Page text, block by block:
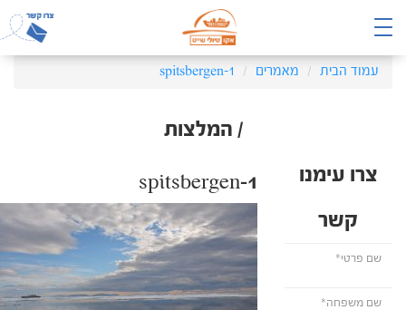
עמוד הבית מאמרים spitsbergen-1
/ המלצות
צרו עימנו
קשר
spitsbergen-1